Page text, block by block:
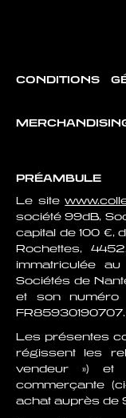
CONDITIONS
PRÉAMBULE
Le site
société 99dB,
capital de 100 €,
Rochettes,
immatriculée
Sociétés de
et son numéro
FR85930190707.
Les présentes
régissent les
vendeur ») et
commerçante
achat auprès de